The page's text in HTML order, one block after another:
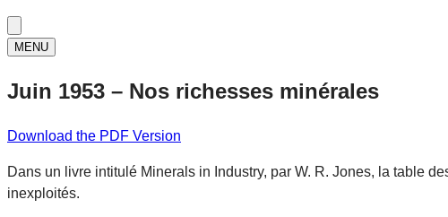
MENU
Juin 1953 – Nos richesses minérales
Download the PDF Version
Dans un livre intitulé Minerals in Industry, par W. R. Jones, la table
inexploités.